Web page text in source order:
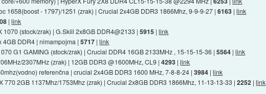
1658(boost - 1797)/1251 (zrak) | Crucial 2x4GB DDR3 1866Mhz, 9-9-9-27 |6163 |link
|link
1070 (stock/zrak) | G.Skill 2x8GB DDR4@2133 |5915 |link
4GB DDR4 | nimampojma |5717 |link
G1 GAMING (stock/zrak) | Crucial DDR4 16GB 2133MHz , 15-15-15-36 |5564 |link
2307MHz (zrak) | 12GB DDR3 @1600MHz, CL9 |4293 |link
referenčna | crucial 2x4GB DDR3 1600 MHz, 7-8-8-24 |3984 |link
770 2GB 1137Mhz/1753Mhz (zrak) | Crucial 2x8GB DDR3 1866Mhz, 11-13-13-33 |2252 |link